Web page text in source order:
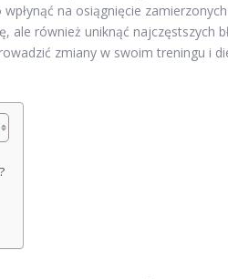
na osiągnięcie
ale również uniknąć najczęstszych
zmiany w swoim treningu i